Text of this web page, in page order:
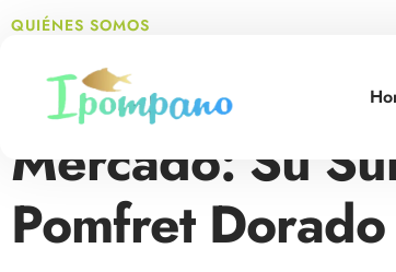
QUIÉNES SOMOS
Desde el
Mercado: Su
Pomfret Dorado